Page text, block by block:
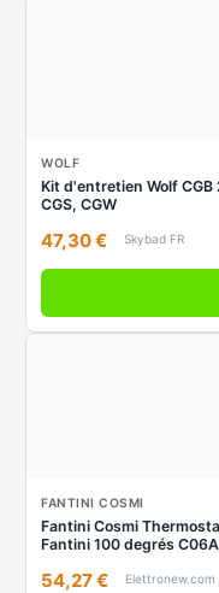
WOLF
Kit d'entretien Wolf CGB
CGS, CGW
47,30 € Skybad FR
FANTINI COSMI
Fantini Cosmi
Fantini 100 degrés
54,27 € Elettronew.com